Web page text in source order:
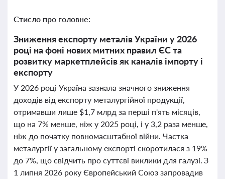
Стисло про головне:
Зниження експорту металів України у 2026
році на фоні нових митних правил ЄС та
розвитку маркетплейсів як каналів імпорту і
експорту
У 2026 році Україна зазнала значного зниження
доходів від експорту металургійної продукції,
отримавши лише $1,7 млрд за перші п'ять місяців,
що на 7% менше, ніж у 2025 році, і у 3,2 раза менше,
ніж до початку повномасштабної війни. Частка
металургії у загальному експорті скоротилася з 19%
до 7%, що свідчить про суттєві виклики для галузі. З
1 липня 2026 року Європейський Союз запровадив